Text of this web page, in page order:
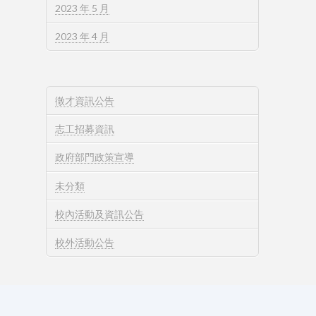
2023 年 5 月
2023 年 4 月
徵才資訊公告
志工招募資訊
政府部門政策宣導
未分類
校內活動及資訊公告
校外活動公告